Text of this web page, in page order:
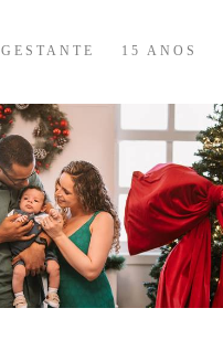
GESTANTE 15 ANOS